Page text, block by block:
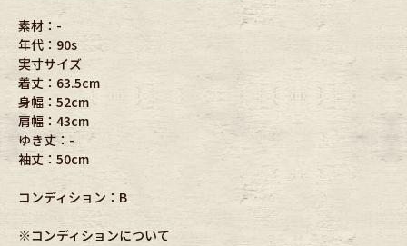
素材：-
年代：90s
実寸サイズ
着丈：63.5cm
身幅：52cm
肩幅：43cm
ゆき丈：-
袖丈：50cm
コンディション：B
※コンディションについて